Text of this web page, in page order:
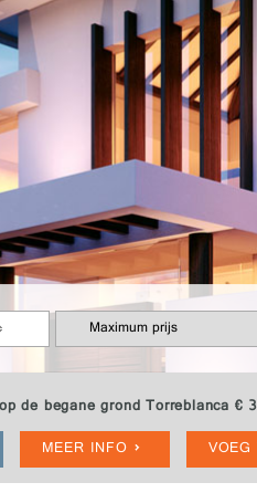
de begane grond Torreblanca
MEER INFO